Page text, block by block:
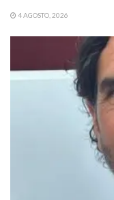
4 AGOSTO, 2026